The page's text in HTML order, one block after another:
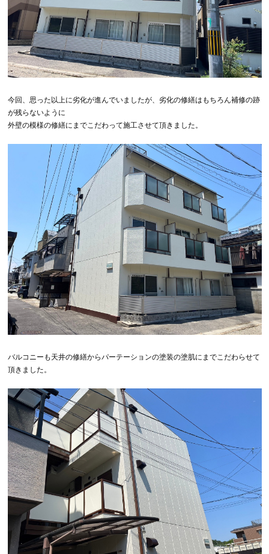
今回、思った以上に劣化が進んでいましたが、劣化の修繕はもちろん補修の跡
が残らないように
外壁の模様の修繕にまでこだわって施工させて頂きました。
バルコニーも天井の修繕からパーテーションの塗装の塗肌にまでこだわらせて
頂きました。